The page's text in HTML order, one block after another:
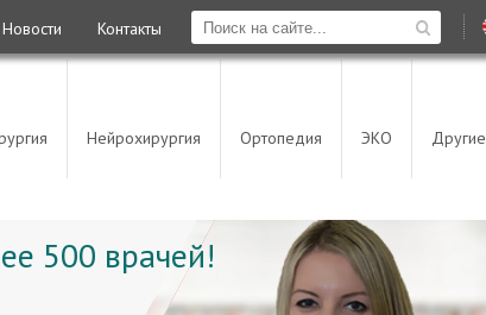
Новости Контакты
Нейрохирургия Ортопедия ЭКО Другие
500 врачей!